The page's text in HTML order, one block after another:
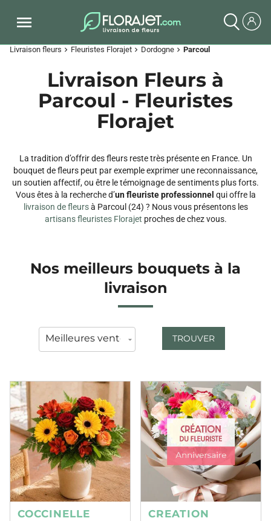
Livraison fleurs chevron_right Fleuristes Florajet chevron_right Dordogne chevron_right Parcoul
Livraison Fleurs à
Parcoul - Fleuristes
Florajet
La tradition d’offrir des fleurs reste très présente en France. Un
bouquet de fleurs peut par exemple exprimer une reconnaissance,
un soutien affectif, ou être le témoignage de sentiments plus forts.
Vous êtes à la recherche d’un fleuriste professionnel qui offre la
livraison de fleursà Parcoul (24) ? Nous vous présentons les
artisans fleuristes Florajet proches de chez vous.
Nos meilleurs bouquets à la
livraison
TROUVER
COCCINELLE
CREATION